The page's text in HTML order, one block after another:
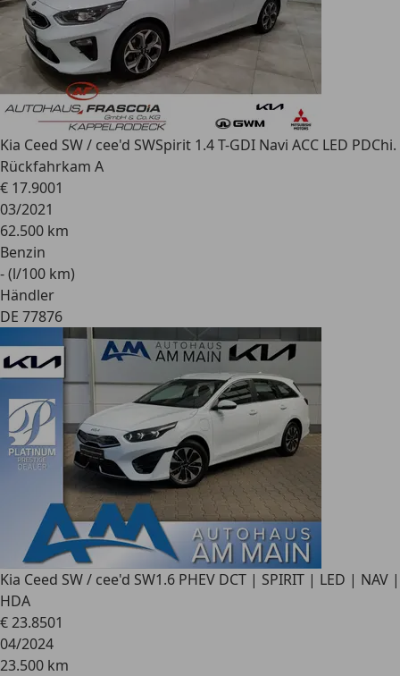
Kia Ceed SW / cee'd SWSpirit 1.4 T-GDI Navi ACC LED PDChi.
Rückfahrkam A
€ 17.9001
03/2021
62.500 km
Benzin
- (l/100 km)
Händler
DE 77876
Kia Ceed SW / cee'd SW1.6 PHEV DCT | SPIRIT | LED | NAV |
HDA
€ 23.8501
04/2024
23.500 km